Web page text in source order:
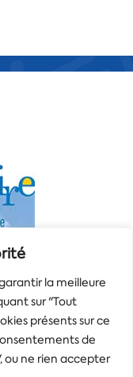
la meilleure
sur "Tout
présents sur ce
de
ou ne rien accepter